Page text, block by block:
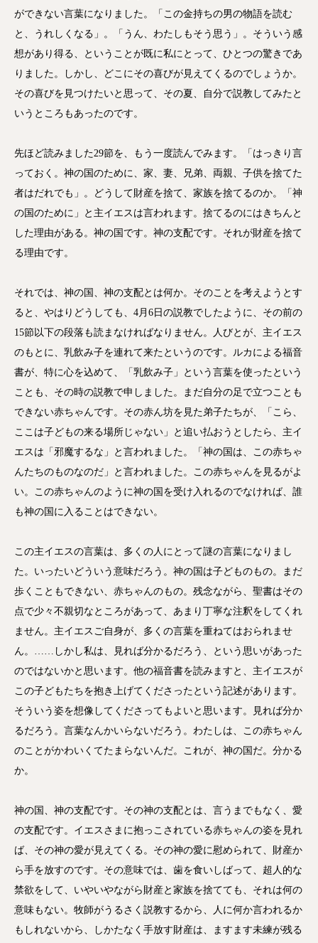
ができない言葉になりました。「この金持ちの男の物語を読む
と、うれしくなる」。「うん、わたしもそう思う」。そういう感
想があり得る、ということが既に私にとって、ひとつの驚きであ
りました。しかし、どこにその喜びが見えてくるのでしょうか。
その喜びを見つけたいと思って、その夏、自分で説教してみたと
いうところもあったのです。
先ほど読みました29節を、もう一度読んでみます。「はっきり言
っておく。神の国のために、家、妻、兄弟、両親、子供を捨てた
者はだれでも」。どうして財産を捨て、家族を捨てるのか。「神
の国のために」と主イエスは言われます。捨てるのにはきちんと
した理由がある。神の国です。神の支配です。それが財産を捨て
る理由です。
それでは、神の国、神の支配とは何か。そのことを考えようとす
ると、やはりどうしても、4月6日の説教でしたように、その前の
15節以下の段落も読まなければなりません。人びとが、主イエス
のもとに、乳飲み子を連れて来たというのです。ルカによる福音
書が、特に心を込めて、「乳飲み子」という言葉を使ったという
ことも、その時の説教で申しました。まだ自分の足で立つことも
できない赤ちゃんです。その赤ん坊を見た弟子たちが、「こら、
ここは子どもの来る場所じゃない」と追い払おうとしたら、主イ
エスは「邪魔するな」と言われました。「神の国は、この赤ちゃ
んたちのものなのだ」と言われました。この赤ちゃんを見るがよ
い。この赤ちゃんのように神の国を受け入れるのでなければ、誰
も神の国に入ることはできない。
この主イエスの言葉は、多くの人にとって謎の言葉になりまし
た。いったいどういう意味だろう。神の国は子どものもの。まだ
歩くこともできない、赤ちゃんのもの。残念ながら、聖書はその
点で少々不親切なところがあって、あまり丁寧な注釈をしてくれ
ません。主イエスご自身が、多くの言葉を重ねてはおられませ
ん。……しかし私は、見れば分かるだろう、という思いがあった
のではないかと思います。他の福音書を読みますと、主イエスが
この子どもたちを抱き上げてくださったという記述があります。
そういう姿を想像してくださってもよいと思います。見れば分か
るだろう。言葉なんかいらないだろう。わたしは、この赤ちゃん
のことがかわいくてたまらないんだ。これが、神の国だ。分かる
か。
神の国、神の支配です。その神の支配とは、言うまでもなく、愛
の支配です。イエスさまに抱っこされている赤ちゃんの姿を見れ
ば、その神の愛が見えてくる。その神の愛に慰められて、財産か
ら手を放すのです。その意味では、歯を食いしばって、超人的な
禁欲をして、いやいやながら財産と家族を捨てても、それは何の
意味もない。牧師がうるさく説教するから、人に何か言われるか
もしれないから、しかたなく手放す財産は、ますます未練が残る